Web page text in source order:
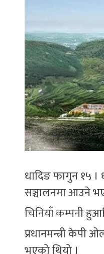
धादिङ फागुन १५ ।
सञ्चालनमा आउने
चिनियाँ कम्पनी
प्रधानमन्त्री केपी